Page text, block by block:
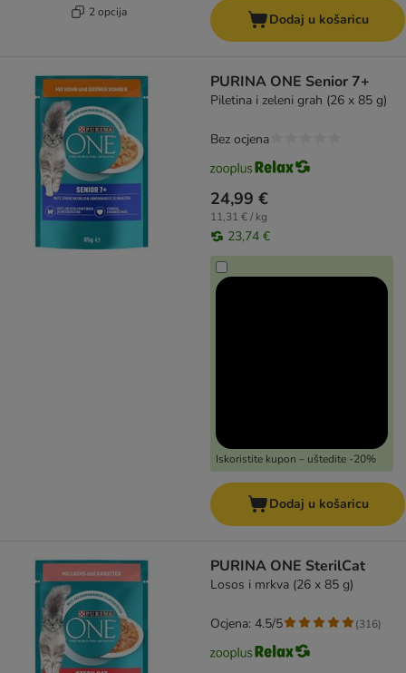
2 opcija Dodaj u košaricu
PURINA ONE Senior 7+
Piletina i zeleni grah (26 x 85 g)
24,99 €
11,31 € / kg
23,74 €
Iskoristite kupon – uštedite -20%
Bez ocjena
Dodaj u košaricu
PURINA ONE SterilCat
Losos i mrkva (26 x 85 g)
Ocjena: 4.5/5 (316)